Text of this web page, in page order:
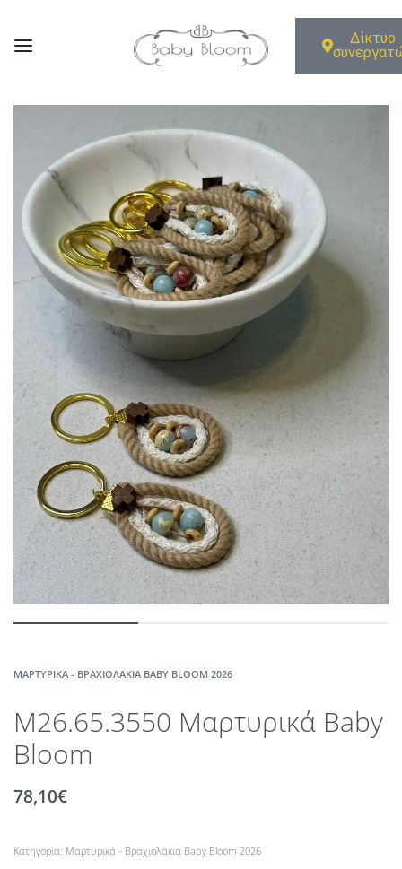
Δίκτυο
ΜΑΡΤΥΡΙΚΆ - ΒΡΑΧΙΟΛΆΚΙΑ BABY BLOOM 2026
M26.65.3550 Μαρτυρικά Baby
Bloom
78,10€
Κατηγορία: Μαρτυρικά - Βραχιολάκια Baby Bloom 2026